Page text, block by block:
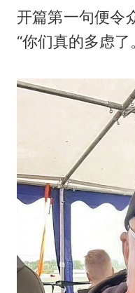
开篇第一句便
“你们真的多虑了